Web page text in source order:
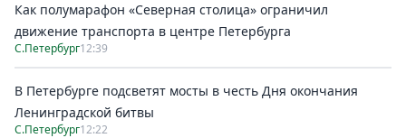
Как полумарафон «Северная столица» ограничил
движение транспорта в центре Петербурга
С.Петербург12:39
В Петербурге подсветят мосты в честь Дня окончания
Ленинградской битвы
С.Петербург12:22